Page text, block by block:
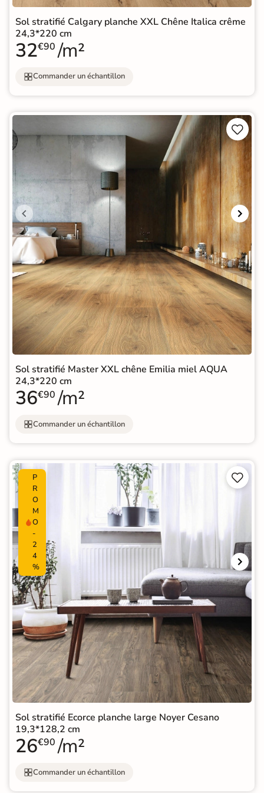
Sol stratifié Calgary planche XXL Chêne Italica crême
24,3*220 cm
32€90 /m²
Commander un échantillon


Sol stratifié Master XXL chêne Emilia miel AQUA
24,3*220 cm
36€90 /m²
Commander un échantillon
P
R
O
M
O
-
2
4
%


Sol stratifié Ecorce planche large Noyer Cesano
19,3*128,2 cm
26€90 /m²
Commander un échantillon